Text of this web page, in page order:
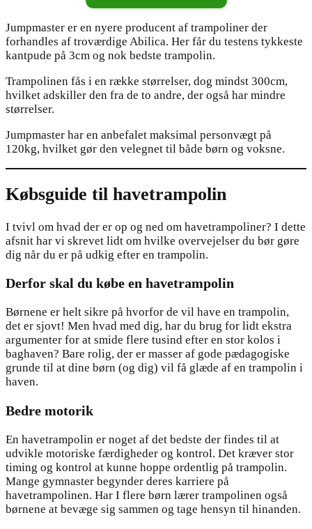
Jumpmaster er en nyere producent af trampoliner der
forhandles af troværdige Abilica. Her får du testens tykkeste
kantpude på 3cm og nok bedste trampolin.
Trampolinen fås i en række størrelser, dog mindst 300cm,
hvilket adskiller den fra de to andre, der også har mindre
størrelser.
Jumpmaster har en anbefalet maksimal personvægt på
120kg, hvilket gør den velegnet til både børn og voksne.
Købsguide til havetrampolin
I tvivl om hvad der er op og ned om havetrampoliner? I dette
afsnit har vi skrevet lidt om hvilke overvejelser du bør gøre
dig når du er på udkig efter en trampolin.
Derfor skal du købe en havetrampolin
Børnene er helt sikre på hvorfor de vil have en trampolin,
det er sjovt! Men hvad med dig, har du brug for lidt ekstra
argumenter for at smide flere tusind efter en stor kolos i
baghaven? Bare rolig, der er masser af gode pædagogiske
grunde til at dine børn (og dig) vil få glæde af en trampolin i
haven.
Bedre motorik
En havetrampolin er noget af det bedste der findes til at
udvikle motoriske færdigheder og kontrol. Det kræver stor
timing og kontrol at kunne hoppe ordentlig på trampolin.
Mange gymnaster begynder deres karriere på
havetrampolinen. Har I flere børn lærer trampolinen også
børnene at bevæge sig sammen og tage hensyn til hinanden.